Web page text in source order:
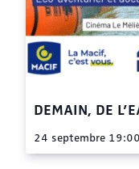
DEMAIN, DE
24 septembre 19:00